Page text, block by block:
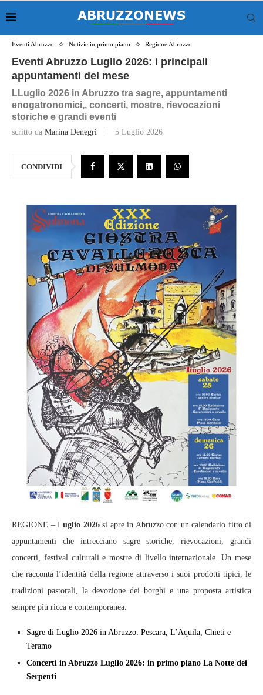
Eventi Abruzzo Notizie in primo piano Regione Abruzzo
Eventi Abruzzo Luglio 2026: i principali
appuntamenti del mese
LLuglio 2026 in Abruzzo tra sagre, appuntamenti
enogatronomici,, concerti, mostre, rievocazioni
storiche e grandi eventi
scritto da Marina Denegri 5 Luglio 2026
CONDIVIDI
REGIONE – Luglio 2026si apre in Abruzzo con un calendario fitto di
appuntamenti che intrecciano sagre storiche, rievocazioni, grandi
concerti, festival culturali e mostre di livello internazionale. Un mese
che racconta l’identità della regione attraverso i suoi prodotti tipici, le
tradizioni pastorali, la devozione dei borghi e una proposta artistica
sempre più ricca e contemporanea.
Sagre di Luglio 2026 in Abruzzo: Pescara, L’Aquila, Chieti e
Teramo
Concerti in Abruzzo Luglio 2026: in primo piano La Notte dei
Serpenti